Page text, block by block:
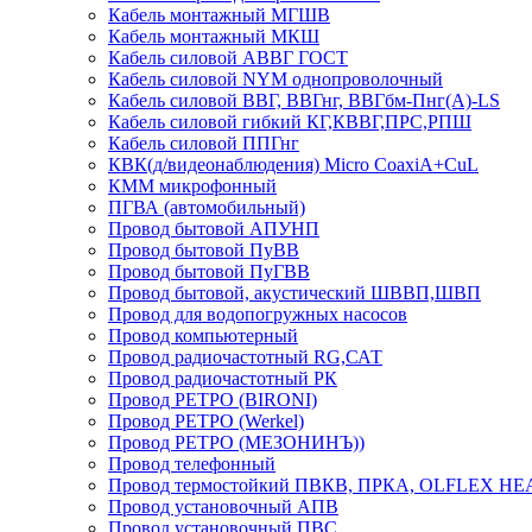
Кабель монтажный МГШВ
Кабель монтажный МКШ
Кабель силовой АВВГ ГОСТ
Кабель силовой NYM однопроволочный
Кабель силовой ВВГ, ВВГнг, ВВГбм-Пнг(А)-LS
Кабель силовой гибкий КГ,КВВГ,ПРС,РПШ
Кабель силовой ППГнг
КВК(д/видеонаблюдения) Micro CoaxiA+CuL
КММ микрофонный
ПГВА (автомобильный)
Провод бытовой АПУНП
Провод бытовой ПуВВ
Провод бытовой ПуГВВ
Провод бытовой, акустический ШВВП,ШВП
Провод для водопогружных насосов
Провод компьютерный
Провод радиочастотный RG,САТ
Провод радиочастотный РК
Провод РЕТРО (BIRONI)
Провод РЕТРО (Werkel)
Провод РЕТРО (МЕЗОНИНЪ))
Провод телефонный
Провод термостойкий ПВКВ, ПРКА, OLFLEX
Провод установочный АПВ